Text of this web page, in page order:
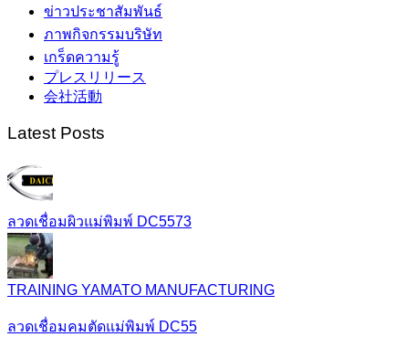
ข่าวประชาสัมพันธ์
ภาพกิจกรรมบริษัท
เกร็ดความรู้
プレスリリース
会社活動
Latest Posts
ลวดเชื่อมผิวแม่พิมพ์ DC5573
TRAINING YAMATO MANUFACTURING
ลวดเชื่อมคมตัดแม่พิมพ์ DC55